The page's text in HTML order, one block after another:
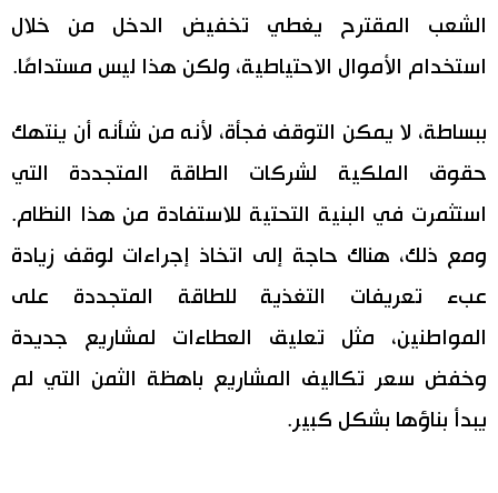
الشعب المقترح يغطي تخفيض الدخل من خلال
استخدام الأموال الاحتياطية، ولكن هذا ليس مستدامًا.
ببساطة، لا يمكن التوقف فجأة، لأنه من شأنه أن ينتهك
حقوق الملكية لشركات الطاقة المتجددة التي
استثمرت في البنية التحتية للاستفادة من هذا النظام.
ومع ذلك، هناك حاجة إلى اتخاذ إجراءات لوقف زيادة
عبء تعريفات التغذية للطاقة المتجددة على
المواطنين، مثل تعليق العطاءات لمشاريع جديدة
وخفض سعر تكاليف المشاريع باهظة الثمن التي لم
يبدأ بناؤها بشكل كبير.